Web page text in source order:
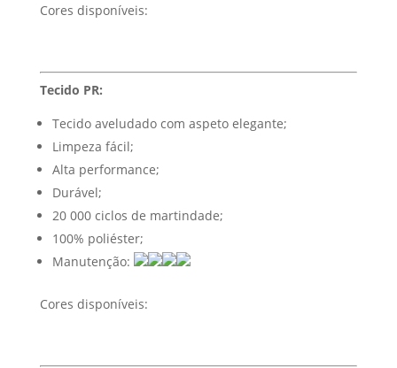
Cores disponíveis:
Tecido PR:
Tecido aveludado com aspeto elegante;
Limpeza fácil;
Alta performance;
Durável;
20 000 ciclos de martindade;
100% poliéster;
Manutenção:
Cores disponíveis: